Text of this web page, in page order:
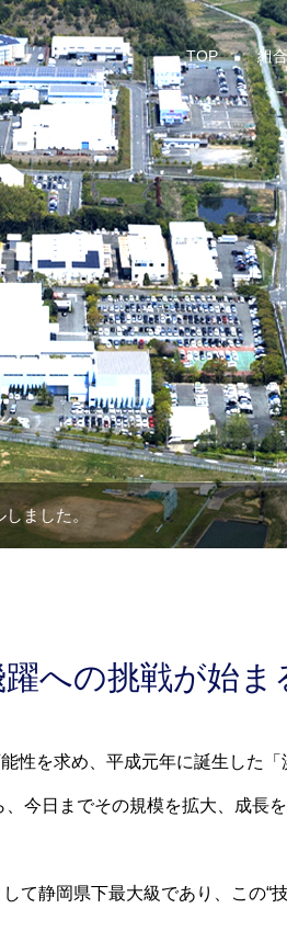
TOP 組
ました。
への挑戦が始ま
性を求め、平成元年に誕生した「
今日までその規模を拡大、成長を
て静岡県下最大級であり、この“